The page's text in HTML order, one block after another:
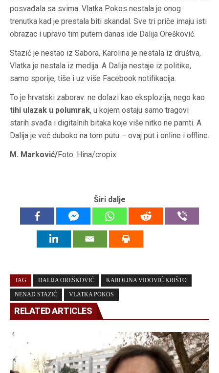
posvađala sa svima. Vlatka Pokos nestala je onog
trenutka kad je prestala biti skandal. Sve tri priče imaju isti
obrazac i upravo tim putem danas ide Dalija Orešković.
Stazić je nestao iz Sabora, Karolina je nestala iz društva,
Vlatka je nestala iz medija. A Dalija nestaje iz politike,
samo sporije, tiše i uz više Facebook notifikacija.
To je hrvatski zaborav: ne dolazi kao eksplozija, nego kao
tihi ulazak u polumrak, u kojem ostaju samo tragovi
starih svađa i digitalnih bitaka koje više nitko ne pamti. A
Dalija je već duboko na tom putu – ovaj put i online i offline.
M. Marković/Foto: Hina/cropix
Širi dalje
TAG DALIJA OREŠKOVIĆ KAROLINA VIDOVIĆ KRIŠTO
NENAD STAZIĆ VLATKA POKOS
RELATED ARTICLES